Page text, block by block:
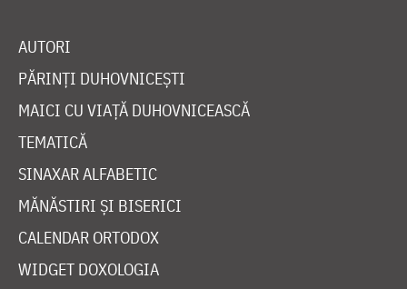
AUTORI
PĂRINȚI DUHOVNICEȘTI
MAICI CU VIAȚĂ DUHOVNICEASCĂ
TEMATICĂ
SINAXAR ALFABETIC
MĂNĂSTIRI ȘI BISERICI
CALENDAR ORTODOX
WIDGET DOXOLOGIA